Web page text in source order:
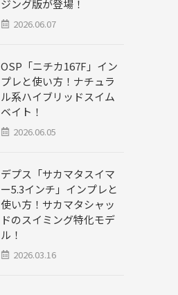
ジング版が登場！
2026.06.07
OSP「ニチカ167F」イン
プレと使い方！ナチュラ
ル系ハイブリッドスイム
ベイト！
2026.06.05
デプス「サカマタスイマ
ー5.3インチ」インプレと
使い方！サカマタシャッ
ドのスイミング特化モデ
ル！
2026.03.16